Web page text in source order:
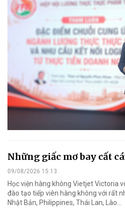
Những giấc mơ bay cất
09/08/2026 15:13
Học viện hàng không Vietjet Victoria
đào tạo tiếp viên hàng không với rất
Nhật Bản, Philippines, Thái Lan, Lào…